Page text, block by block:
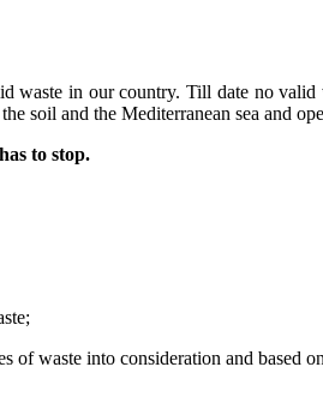
waste in our country. Till date no
soil and the Mediterranean sea and
to stop.
of waste into consideration and based